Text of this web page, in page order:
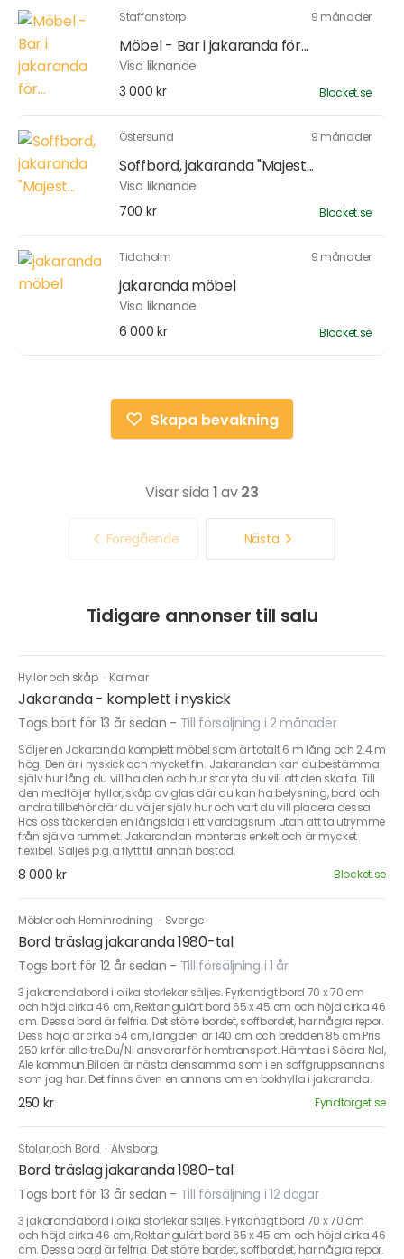
Staffanstorp 9 månader
Möbel - Bar i jakaranda för...
Visa liknande
3 000 kr
Blocket.se
Östersund 9 månader
Soffbord, jakaranda "Majest...
Visa liknande
700 kr
Blocket.se
Tidaholm 9 månader
jakaranda möbel
Visa liknande
6 000 kr
Blocket.se
Skapa bevakning
Visar sida 1av23
Föregående Nästa
Tidigare annonser till salu
Hyllor och skåp · Kalmar
Jakaranda - komplett i nyskick
Togs bort för 13 år sedan - Till försäljning i 2 månader
Säljer en Jakaranda komplett möbel som är totalt 6 m lång och 2.4 m
hög. Den är i nyskick och mycket fin. Jakarandan kan du bestämma
själv hur lång du vill ha den och hur stor yta du vill att den ska ta. Till
den medföljer hyllor, skåp av glas där du kan ha belysning, bord och
andra tillbehör där du väljer själv hur och vart du vill placera dessa.
Hos oss täcker den en långsida i ett vardagsrum utan att ta utrymme
från själva rummet. Jakarandan monteras enkelt och är mycket
flexibel. Säljes p.g.a flytt till annan bostad.
8 000 kr Blocket.se
Möbler och Heminredning · Sverige
Bord träslag jakaranda 1980-tal
Togs bort för 12 år sedan - Till försäljning i 1 år
3 jakarandabord i olika storlekar säljes. Fyrkantigt bord 70 x 70 cm
och höjd cirka 46 cm, Rektangulärt bord 65 x 45 cm och höjd cirka 46
cm. Dessa bord är felfria. Det större bordet, soffbordet, har några repor.
Dess höjd är cirka 54 cm, längden är 140 cm och bredden 85 cm.Pris
250 kr för alla tre.Du/Ni ansvarar för hemtransport. Hämtas i Södra Nol,
Ale kommun.Bilden är nästa densamma som i en soffgruppsannons
som jag har. Det finns även en annons om en bokhylla i jakaranda.
250 kr Fyndtorget.se
Stolar och Bord ·Älvsborg
Bord träslag jakaranda 1980-tal
Togs bort för 13 år sedan - Till försäljning i 12 dagar
3 jakarandabord i olika storlekar säljes. Fyrkantigt bord 70 x 70 cm
och höjd cirka 46 cm, Rektangulärt bord 65 x 45 cm och höjd cirka 46
cm. Dessa bord är felfria. Det större bordet, soffbordet, har några repor.